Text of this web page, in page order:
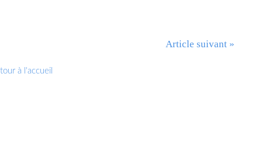
Article suivant »
à l'accueil